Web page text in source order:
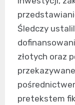
Śledczy
złotych oraz
pretekstem